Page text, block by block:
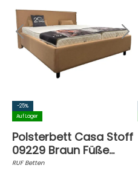
-25%
Auf Lager
Polsterbett Casa Stoff
09229 Braun Füße
Schwarz
RUF Betten